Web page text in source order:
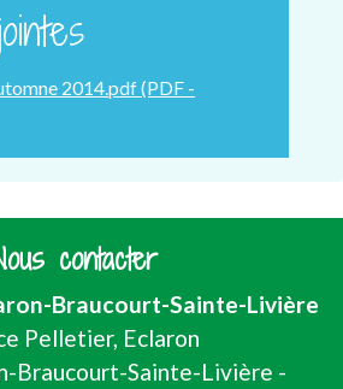
2014.pdf (PDF -
contacter
Braucourt-Sainte-Livière
Pelletier, Eclaron
Braucourt-Sainte-Livière -